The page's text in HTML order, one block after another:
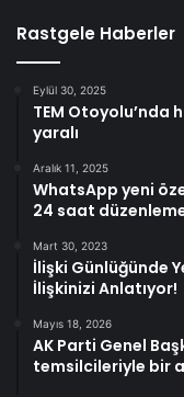
Rastgele Haberler
Eylül 30, 2025
TEM Otoyolu’nda
yaralı
Aralık 11, 2025
WhatsApp yeni
24 saat
Mart 30, 2023
İlişki Günlüğünde
İlişkinizi Anlatıyor!
Mayıs 18, 2026
AK Parti Genel
temsilcileriyle bir